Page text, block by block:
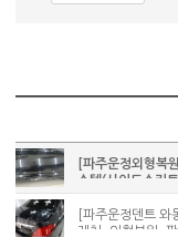
[파주운정외형복
스텝(사이드스커
[파주운정덴트
래치, 외형복원,